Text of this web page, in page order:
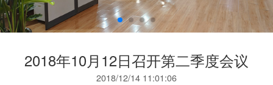
2018年10月12日召开第二季度会议
2018/12/14 11:01:06